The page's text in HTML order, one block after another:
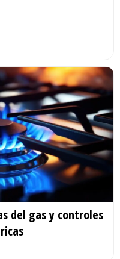
del gas y controles